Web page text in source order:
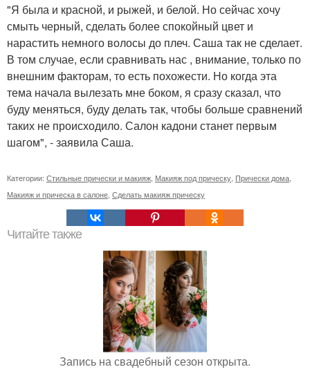
"Я была и красной, и рыжей, и белой. Но сейчас хочу
смыть черный, сделать более спокойный цвет и
нарастить немного волосы до плеч. Саша так не сделает.
В том случае, если сравнивать нас , внимание, только по
внешним факторам, то есть похожести. Но когда эта
тема начала вылезать мне боком, я сразу сказал, что
буду меняться, буду делать так, чтобы больше сравнений
таких не происходило. Салон кадони станет первым
шагом", - заявила Саша.
Категории: Стильные прически и макияж Макияж под прическу Прически дома
Макияж и прическа в салоне Сделать макияж прическу
Читайте также
Запись на свадебный сезон открыта.